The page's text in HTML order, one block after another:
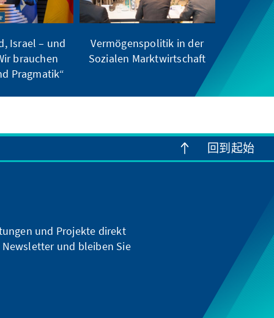
Israel – und
brauchen
Pragmatik“
Vermögenspolitik in der
Sozialen Marktwirtschaft
回到起始
und Projekte direkt
und bleiben Sie